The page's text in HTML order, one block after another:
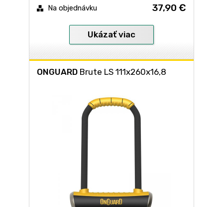
Na objednávku 37,90 €
Ukázať viac
ONGUARD Brute LS 111x260x16,8